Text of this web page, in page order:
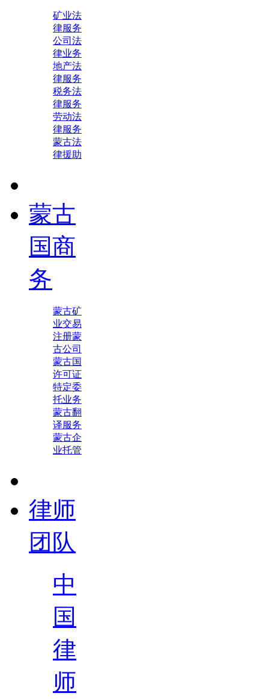
矿业法
律服务
公司法
律业务
地产法
律服务
税务法
律服务
劳动法
律服务
蒙古法
律援助
蒙古
国商
务
蒙古矿
业交易
注册蒙
古公司
蒙古国
许可证
特定委
托业务
蒙古翻
译服务
蒙古企
业托管
律师
团队
中
国
律
师